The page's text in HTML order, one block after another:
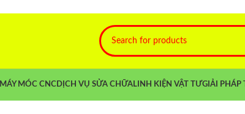
MÁY MÓC CNCDỊCH VỤ SỬA CHỮALINH KIỆN VẬT TƯGIẢI PHÁP